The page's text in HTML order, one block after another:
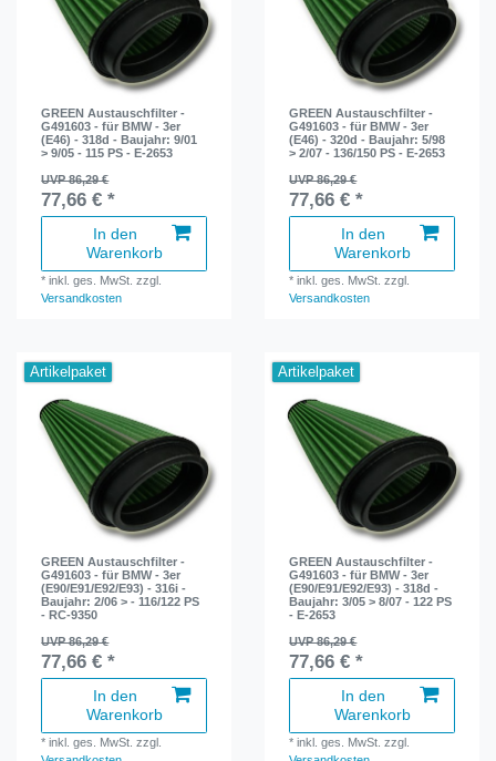
GREEN Austauschfilter -
G491603 - für BMW - 3er
(E46) - 318d - Baujahr: 9/01
> 9/05 - 115 PS - E-2653
UVP 86,29 €
77,66 € *
In den
Warenkorb
*inkl. ges. MwSt. zzgl.
Versandkosten
GREEN Austauschfilter -
G491603 - für BMW - 3er
(E46) - 320d - Baujahr: 5/98
> 2/07 - 136/150 PS - E-2653
UVP 86,29 €
77,66 € *
In den
Warenkorb
*inkl. ges. MwSt. zzgl.
Versandkosten
Artikelpaket
GREEN Austauschfilter -
G491603 - für BMW - 3er
(E90/E91/E92/E93) - 316i -
Baujahr: 2/06 > - 116/122 PS
- RC-9350
UVP 86,29 €
77,66 € *
In den
Warenkorb
*inkl. ges. MwSt. zzgl.
Artikelpaket
GREEN Austauschfilter -
G491603 - für BMW - 3er
(E90/E91/E92/E93) - 318d -
Baujahr: 3/05 > 8/07 - 122 PS
- E-2653
UVP 86,29 €
77,66 € *
In den
Warenkorb
*inkl. ges. MwSt. zzgl.